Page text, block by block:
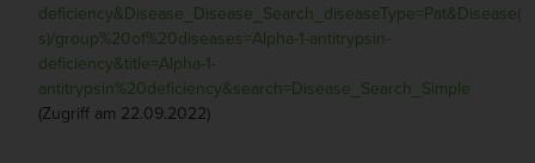
deficiency&Disease_Disease_Search_diseaseType=Pat&Disease(
s)/group%20of%20diseases=Alpha-1-antitrypsin-
deficiency&title=Alpha-1-
antitrypsin%20deficiency&search=Disease_Search_Simple
(Zugriff am 22.09.2022)